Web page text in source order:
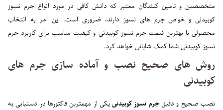
متخصصین و تامین کنندگان معتبر که دانش کافی در مورد انواع جرم نسوز
کوبیدنی و خواص جرم های نسوز دارند، ضروری است. این امر به انتخاب
محصولی با بهترین قیمت جرم نسوز کوبیدنی و کیفیت مناسب برای کاربرد جرم
نسوز کوبیدنی شما کمک شایانی خواهد کرد.
روش های صحیح نصب و آماده سازی جرم های
کوبیدنی
نصب صحیح و دقیقجرم نسوز کوبیدنییکی از مهمترین فاکتورها در دستیابی به